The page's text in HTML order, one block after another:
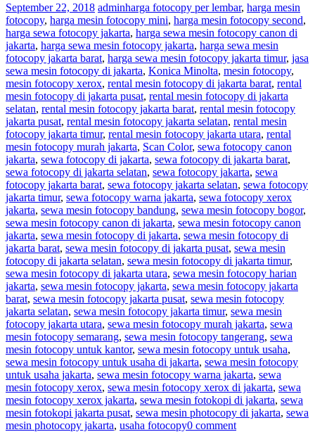
September 22, 2018 adminharga fotocopy per lembar, harga mesin
fotocopy, harga mesin fotocopy mini, harga mesin fotocopy second,
harga sewa fotocopy jakarta, harga sewa mesin fotocopy canon di
jakarta, harga sewa mesin fotocopy jakarta, harga sewa mesin
fotocopy jakarta barat, harga sewa mesin fotocopy jakarta timur, jasa
sewa mesin fotocopy di jakarta, Konica Minolta, mesin fotocopy,
mesin fotocopy xerox, rental mesin fotocopy di jakarta barat, rental
mesin fotocopy di jakarta pusat, rental mesin fotocopy di jakarta
selatan, rental mesin fotocopy jakarta barat, rental mesin fotocopy
jakarta pusat, rental mesin fotocopy jakarta selatan, rental mesin
fotocopy jakarta timur, rental mesin fotocopy jakarta utara, rental
mesin fotocopy murah jakarta, Scan Color, sewa fotocopy canon
jakarta, sewa fotocopy di jakarta, sewa fotocopy di jakarta barat,
sewa fotocopy di jakarta selatan, sewa fotocopy jakarta, sewa
fotocopy jakarta barat, sewa fotocopy jakarta selatan, sewa fotocopy
jakarta timur, sewa fotocopy warna jakarta, sewa fotocopy xerox
jakarta, sewa mesin fotocopy bandung, sewa mesin fotocopy bogor,
sewa mesin fotocopy canon di jakarta, sewa mesin fotocopy canon
jakarta, sewa mesin fotocopy di jakarta, sewa mesin fotocopy di
jakarta barat, sewa mesin fotocopy di jakarta pusat, sewa mesin
fotocopy di jakarta selatan, sewa mesin fotocopy di jakarta timur,
sewa mesin fotocopy di jakarta utara, sewa mesin fotocopy harian
jakarta, sewa mesin fotocopy jakarta, sewa mesin fotocopy jakarta
barat, sewa mesin fotocopy jakarta pusat, sewa mesin fotocopy
jakarta selatan, sewa mesin fotocopy jakarta timur, sewa mesin
fotocopy jakarta utara, sewa mesin fotocopy murah jakarta, sewa
mesin fotocopy semarang, sewa mesin fotocopy tangerang, sewa
mesin fotocopy untuk kantor, sewa mesin fotocopy untuk usaha,
sewa mesin fotocopy untuk usaha di jakarta, sewa mesin fotocopy
untuk usaha jakarta, sewa mesin fotocopy warna jakarta, sewa
mesin fotocopy xerox, sewa mesin fotocopy xerox di jakarta, sewa
mesin fotocopy xerox jakarta, sewa mesin fotokopi di jakarta, sewa
mesin fotokopi jakarta pusat, sewa mesin photocopy di jakarta, sewa
mesin photocopy jakarta, usaha fotocopy0 comment